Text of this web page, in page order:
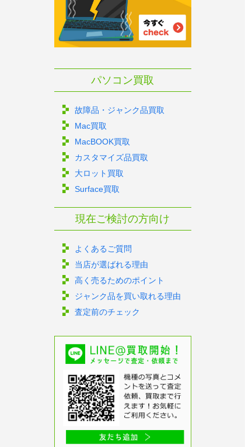
パソコン買取
故障品・ジャンク品買取
Mac買取
MacBOOK買取
カスタマイズ品買取
大ロット買取
Surface買取
現在ご検討の方向け
よくあるご質問
当店が選ばれる理由
高く売るためのポイント
ジャンク品を買い取れる理由
査定前のチェック